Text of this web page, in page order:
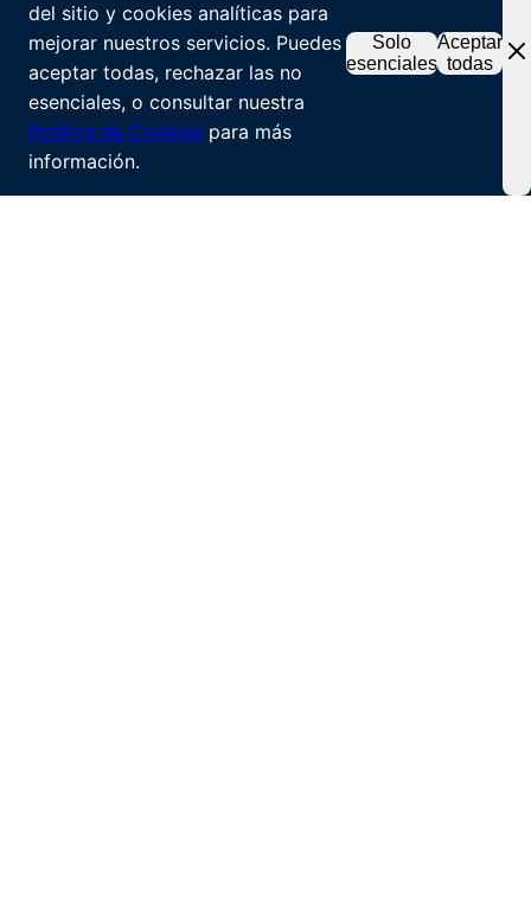
del sitio y cookies analíticas para
mejorar nuestros servicios. Puedes
aceptar todas, rechazar las no
esenciales, o consultar nuestra
Política de Cookies para más
información.
Solo
esenciales
Aceptar
todas